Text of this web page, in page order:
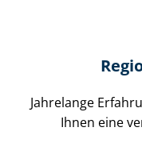
Jahrelange
Ihnen eine